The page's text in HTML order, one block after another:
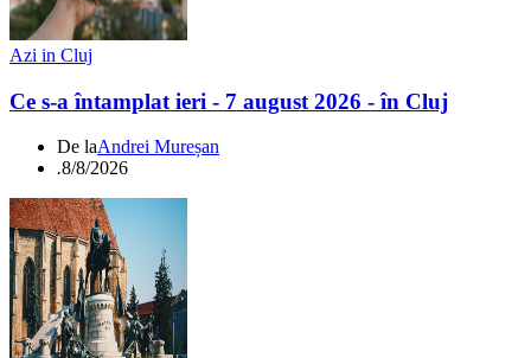
Azi in Cluj
Ce s-a întamplat ieri - 7 august 2026 - în Cluj
De laAndrei Mureșan
.8/8/2026